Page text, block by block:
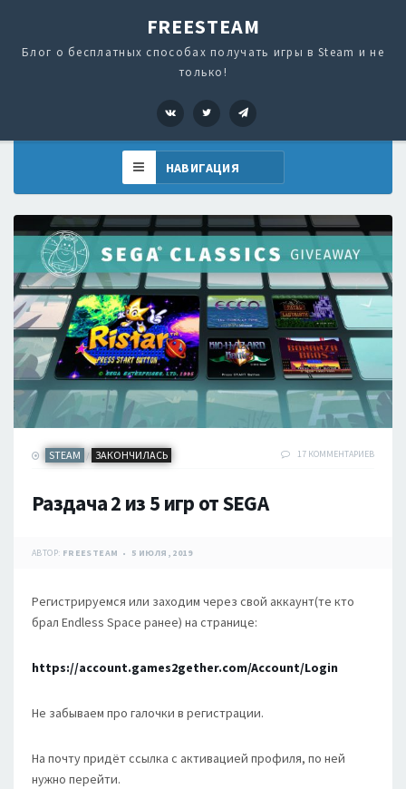
FREESTEAM
Блог о бесплатных способах получать игры в Steam и не
только!
VK Twitter
STEAM / ЗАКОНЧИЛАСЬ 17 КОММЕНТАРИЕВ
Раздача 2 из 5 игр от SEGA
АВТОР: FREESTEAM 5 ИЮЛЯ, 2019
Регистрируемся или заходим через свой аккаунт(те кто
брал Endless Space ранее) на странице:
https://account.games2gether.com/Account/Login
Не забываем про галочки в регистрации.
На почту придёт ссылка с активацией профиля, по ней
нужно перейти.